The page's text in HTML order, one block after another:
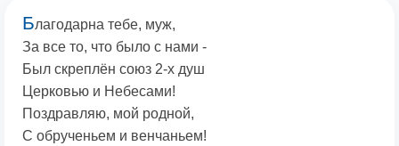
Благодарна тебе, муж,
За все то, что было с нами -
Был скреплён союз 2-х душ
Церковью и Небесами!
Поздравляю, мой родной,
С обрученьем и венчаньем!